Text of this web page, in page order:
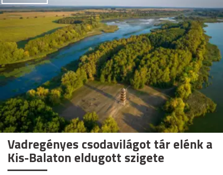
Vadregényes csodavilágot tár elénk a
Kis-Balaton eldugott szigete